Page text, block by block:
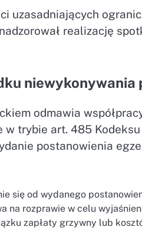
uzasadniających
realizację
niewykonywania
odmawia
w trybie art. 485
postanowienia
się od wydanego
na rozprawie w celu
zapłaty grzywny lub